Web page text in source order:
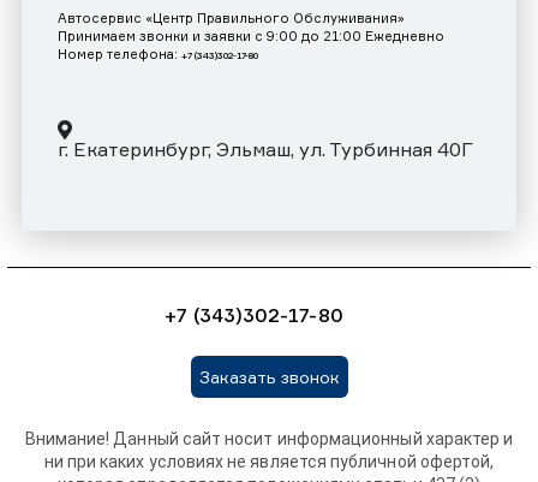
Автосервис «Центр Правильного Обслуживания»
Принимаем звонки и заявки с 9:00 до 21:00 Ежедневно
Номер телефона: +7 (343)302-17-80
г. Екатеринбург, Эльмаш, ул. Турбинная 40Г
+7 (343)302-17-80
Заказать звонок
Внимание! Данный сайт носит информационный характер и
ни при каких условиях не является публичной офертой,